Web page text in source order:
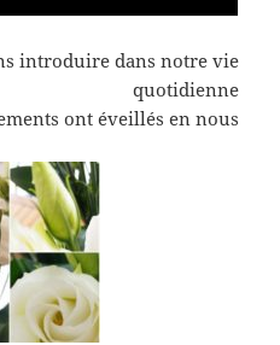
introduire dans notre vie
quotidienne
ont éveillés en nous